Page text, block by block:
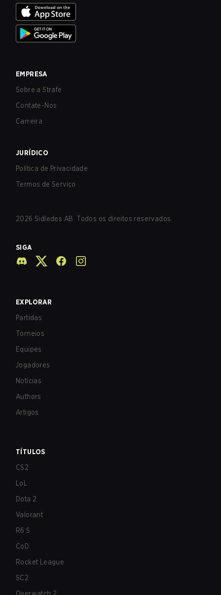
EMPRESA
Sobre a Strafe
Contate-Nos
Carreira
JURÍDICO
Política de Privacidade
Termos de Serviço
2026 Sidledes AB. Todos os direitos reservados.
SIGA
EXPLORAR
Partidas
Torneios
Equipes
Jogadores
Notícias
Authors
Artigos
TÍTULOS
CS2
LoL
Dota 2
Valorant
R6:S
CoD
Rocket League
SC2